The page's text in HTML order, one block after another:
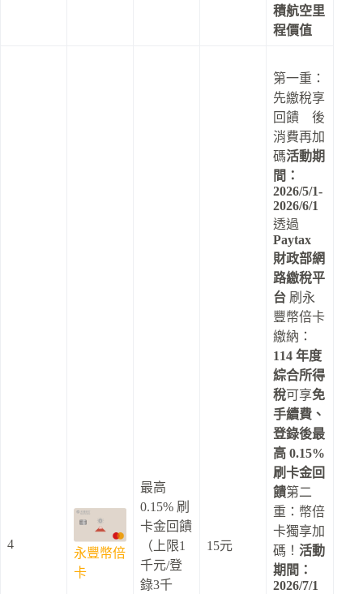
積航空里
程價值
4
永豐幣倍
卡
最高
0.15% 刷
卡金回饋
（上限1
千元/登
錄3千
15元
第一重：
先繳稅享
回饋 後
消費再加
碼活動期
間：
2026/5/1-
2026/6/1
透過
Paytax
財政部網
路繳稅平
台 刷永
豐幣倍卡
繳納：
114 年度
綜合所得
稅可享免
手續費、
登錄後最
高 0.15%
刷卡金回
饋第二
重：幣倍
卡獨享加
碼！ 活動
期間：
2026/7/1